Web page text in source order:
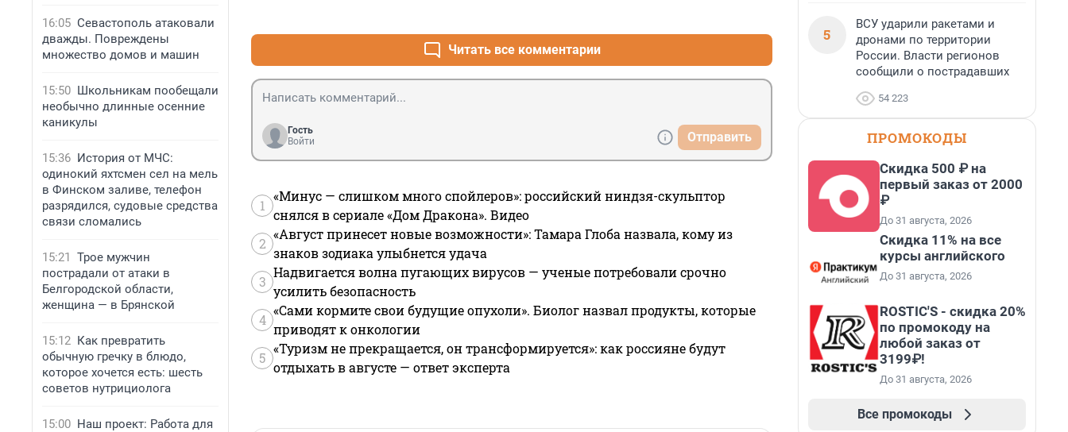
16:05 Севастополь атаковали
дважды. Повреждены
множество домов и машин
15:50 Школьникам пообещали
необычно длинные осенние
каникулы
15:36 История от МЧС:
одинокий яхтсмен сел на мель
в Финском заливе, телефон
разрядился, судовые средства
связи сломались
15:21 Трое мужчин
пострадали от атаки в
Белгородской области,
женщина — в Брянской
15:12 Как превратить
обычную гречку в блюдо,
которое хочется есть: шесть
советов нутрициолога
15:00 Наш проект: Работа для
Читать все комментарии
Гость
Войти
Отправить
1
«Минус — слишком много спойлеров»: российский ниндзя-скульптор
снялся в сериале «Дом Дракона». Видео
2
«Август принесет новые возможности»: Тамара Глоба назвала, кому из
знаков зодиака улыбнется удача
3
Надвигается волна пугающих вирусов — ученые потребовали срочно
усилить безопасность
4
«Сами кормите свои будущие опухоли». Биолог назвал продукты, которые
приводят к онкологии
5
«Туризм не прекращается, он трансформируется»: как россияне будут
отдыхать в августе — ответ эксперта
5
ВСУ ударили ракетами и
дронами по территории
России. Власти регионов
сообщили о пострадавших
54 223
ПРОМОКОДЫ
Скидка 500 ₽ на
первый заказ от 2000
₽
До 31 августа, 2026
Скидка 11% на все
курсы английского
До 31 августа, 2026
ROSTIC'S - скидка 20%
по промокоду на
любой заказ от
3199₽!
До 31 августа, 2026
Все промокоды